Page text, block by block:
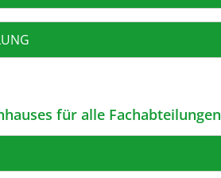
für alle Fachabteilungen